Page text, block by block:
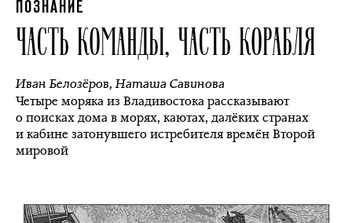
ПОЗНАНИЕ
ЧАСТЬ КОМАНДЫ, ЧАСТЬ КОРАБЛЯ
Иван Белозёров,Наташа Савинова
Четыре моряка из Владивостока рассказывают
о поисках дома в морях, каютах, далёких странах
и кабине затонувшего истребителя времён Второй
мировой